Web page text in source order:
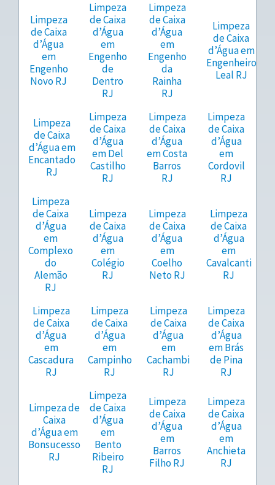
Limpeza
de Caixa
d’Água
em
Engenho
Novo RJ
Limpeza
de Caixa
d’Água
em
Engenho
de
Dentro
RJ
Limpeza
de Caixa
d’Água
em
Engenho
da
Rainha
RJ
Limpeza
de Caixa
d’Água em
Engenheiro
Leal RJ
Limpeza
de Caixa
d’Água em
Encantado
RJ
Limpeza
de Caixa
d’Água
em Del
Castilho
RJ
Limpeza
de Caixa
d’Água
em Costa
Barros
RJ
Limpeza
de Caixa
d’Água
em
Cordovil
RJ
Limpeza
de Caixa
d’Água
em
Complexo
do
Alemão
RJ
Limpeza
de Caixa
d’Água
em
Colégio
RJ
Limpeza
de Caixa
d’Água
em
Coelho
Neto RJ
Limpeza
de Caixa
d’Água
em
Cavalcanti
RJ
Limpeza
de Caixa
d’Água
em
Cascadura
RJ
Limpeza
de Caixa
d’Água
em
Campinho
RJ
Limpeza
de Caixa
d’Água
em
Cachambi
RJ
Limpeza
de Caixa
d’Água
em Brás
de Pina
RJ
Limpeza de
Caixa
d’Água em
Bonsucesso
RJ
Limpeza
de Caixa
d’Água
em
Bento
Ribeiro
RJ
Limpeza
de Caixa
d’Água
em
Barros
Filho RJ
Limpeza
de Caixa
d’Água
em
Anchieta
RJ